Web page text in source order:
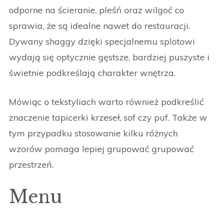
odporne na ścieranie, pleśń oraz wilgoć co
sprawia, że są idealne nawet do restauracji.
Dywany shaggy dzięki specjalnemu splotowi
wydają się optycznie gęstsze, bardziej puszyste i
świetnie podkreślają charakter wnętrza.
Mówiąc o tekstyliach warto również podkreślić
znaczenie tapicerki krzeseł, sof czy puf. Także w
tym przypadku stosowanie kilku różnych
wzorów pomaga lepiej grupować grupować
przestrzeń.
Menu